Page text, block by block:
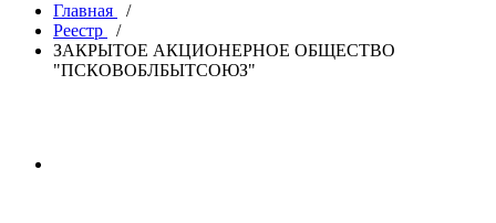
Главная
/
Реестр
/
ЗАКРЫТОЕ АКЦИОНЕРНОЕ ОБЩЕСТВО
"ПСКОВОБЛБЫТСОЮЗ"